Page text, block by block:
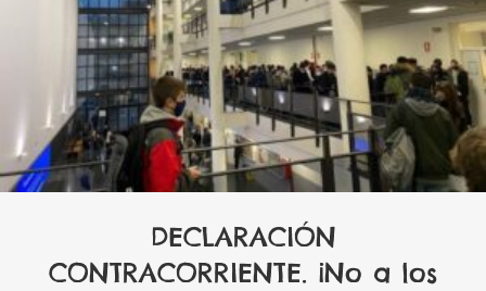
DECLARACIÓN
CONTRACORRIENTE. ¡No a los